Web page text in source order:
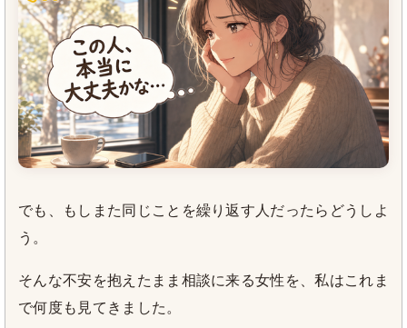
でも、もしまた同じことを繰り返す人だったらどうしよ
う。
そんな不安を抱えたまま相談に来る女性を、私はこれま
で何度も見てきました。